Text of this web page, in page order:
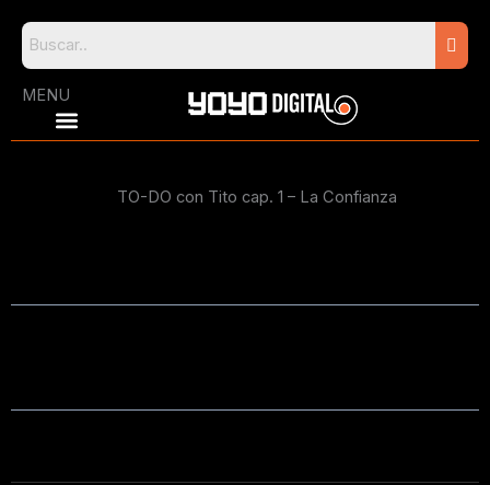
content
MENU
TO-DO con Tito cap. 1 – La Confianza